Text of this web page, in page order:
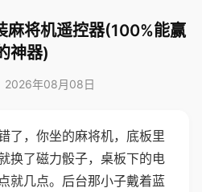
麻将机遥控器(100%能赢
神器)
2026年08月08日
了，你坐的麻将机，底板里
换了磁力骰子，桌板下的电
就几点。后台那小子戴着蓝